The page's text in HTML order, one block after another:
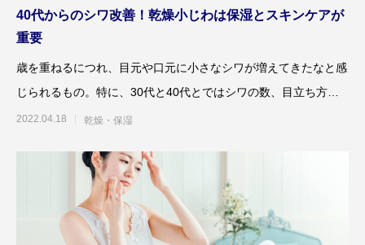
40代からのシワ改善！乾燥小じわは保湿とスキンケアが
重要
歳を重ねるにつれ、目元や口元に小さなシワが増えてきたなと感
じられるもの。特に、30代と40代とではシワの数、目立ち方が
ずいぶん違ってくるた
2022.04.18 乾燥・保湿